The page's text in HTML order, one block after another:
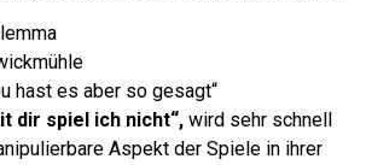
hast es aber so gesagt“
dir spiel ich nicht“, wird sehr schnell
Aspekt der Spiele in ihrer